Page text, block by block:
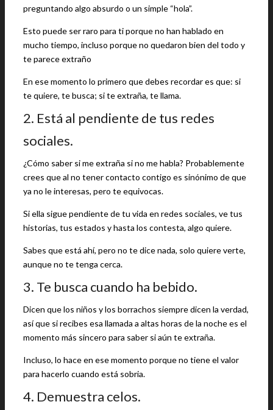
preguntando algo absurdo o un simple “hola”.
Esto puede ser raro para ti porque no han hablado en
mucho tiempo, incluso porque no quedaron bien del todo y
te parece extraño
En ese momento lo primero que debes recordar es que: si
te quiere, te busca; si te extraña, te llama.
2. Está al pendiente de tus redes
sociales.
¿Cómo saber si me extraña si no me habla? Probablemente
crees que al no tener contacto contigo es sinónimo de que
ya no le interesas, pero te equivocas.
Si ella sigue pendiente de tu vida en redes sociales, ve tus
historias, tus estados y hasta los contesta, algo quiere.
Sabes que está ahí, pero no te dice nada, solo quiere verte,
aunque no te tenga cerca.
3. Te busca cuando ha bebido.
Dicen que los niños y los borrachos siempre dicen la verdad,
así que si recibes esa llamada a altas horas de la noche es el
momento más sincero para saber si aún te extraña.
Incluso, lo hace en ese momento porque no tiene el valor
para hacerlo cuando está sobria.
4. Demuestra celos.